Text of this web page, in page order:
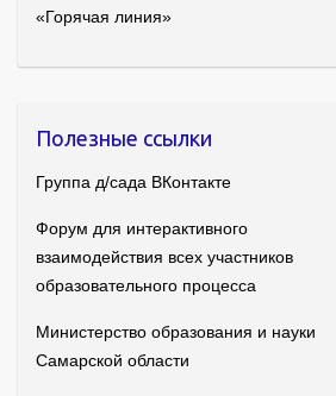
«Горячая линия»
Полезные ссылки
Группа д/сада ВКонтакте
Форум для интерактивного
взаимодействия всех участников
образовательного процесса
Министерство образования и науки
Самарской области